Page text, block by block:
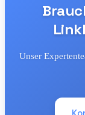
Unser